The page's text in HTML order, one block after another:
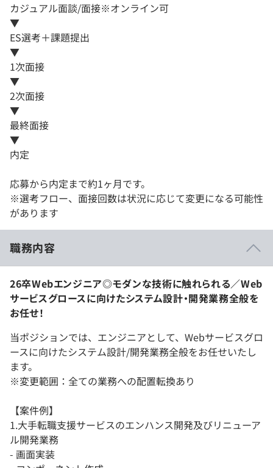
カジュアル面談/面接※オンライン可
▼
ES選考＋課題提出
▼
1次面接
▼
2次面接
▼
最終面接
▼
内定
応募から内定まで約1ヶ月です。
※選考フロー、面接回数は状況に応じて変更になる可能性
があります
職務内容
26卒Webエンジニア◎モダンな技術に触れられる／Web
サービスグロースに向けたシステム設計・開発業務全般を
お任せ！
当ポジションでは、エンジニアとして、Webサービスグロ
ースに向けたシステム設計/開発業務全般をお任せいたし
ます。
※変更範囲：全ての業務への配置転換あり
【案件例】
1.大手転職支援サービスのエンハンス開発及びリニューア
ル開発業務
- 画面実装